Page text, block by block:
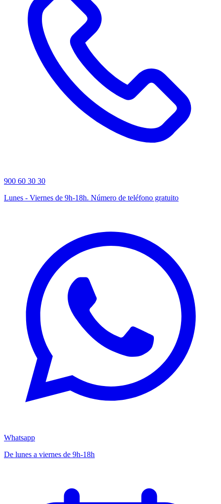
900 60 30 30
Lunes - Viernes de 9h-18h. Número de teléfono gratuito
Whatsapp
De lunes a viernes de 9h-18h